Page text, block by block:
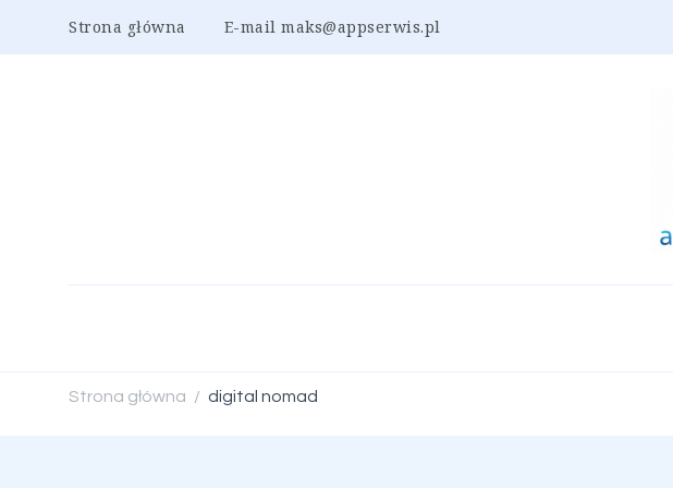
Strona główna E-mail maks@appserwis.pl
Strona główna / digital nomad